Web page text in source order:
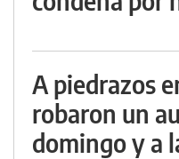
A piedrazos
robaron un
domingo y a